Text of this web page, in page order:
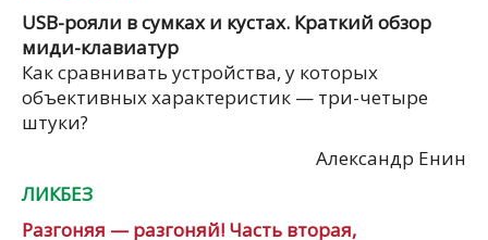
USB-рояли в сумках и кустах. Краткий обзор
миди-клавиатур
Как сравнивать устройства, у которых
объективных характеристик — три-четыре
штуки?
Александр Енин
ЛИКБЕЗ
Разгоняя — разгоняй! Часть вторая,